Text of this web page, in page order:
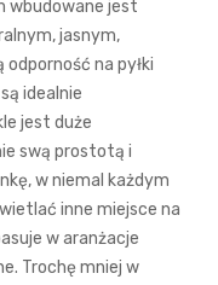
wbudowane jest
jasnym,
odporność na pyłki
idealnie
jest duże
swą prostotą i
w niemal każdym
inne miejsce na
w aranżacje
Trochę mniej w